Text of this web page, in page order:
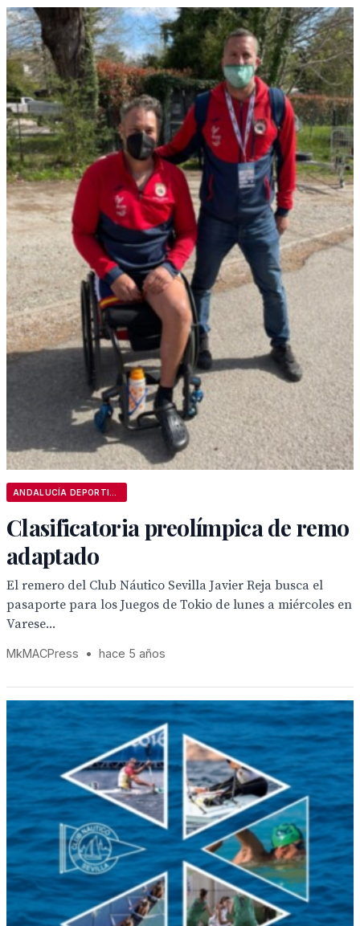
Clasificatoria preolímpica de remo
adaptado
El remero del Club Náutico Sevilla Javier Reja busca el
pasaporte para los Juegos de Tokio de lunes a miércoles en
Varese...
MkMACPress • hace 5 años